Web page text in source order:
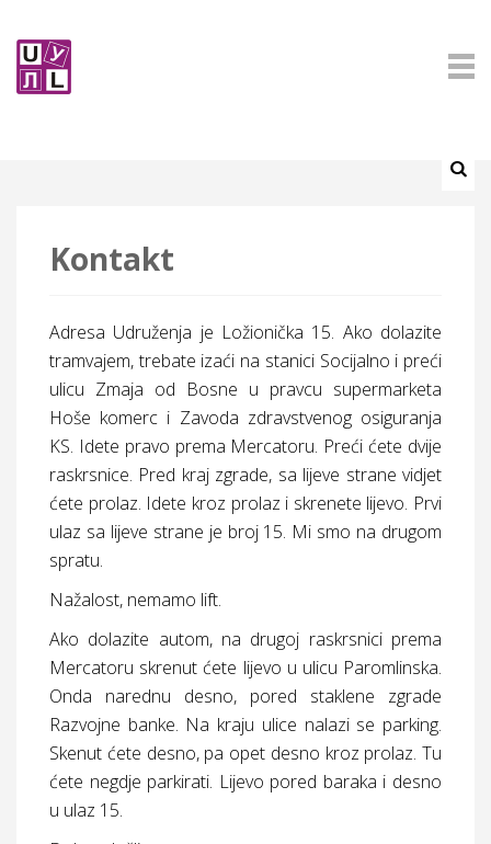
Kontakt
Adresa Udruženja je Ložionička 15. Ako dolazite
tramvajem, trebate izaći na stanici Socijalno i preći
ulicu Zmaja od Bosne u pravcu supermarketa
Hoše komerc i Zavoda zdravstvenog osiguranja
KS. Idete pravo prema Mercatoru. Preći ćete dvije
raskrsnice. Pred kraj zgrade, sa lijeve strane vidjet
ćete prolaz. Idete kroz prolaz i skrenete lijevo. Prvi
ulaz sa lijeve strane je broj 15. Mi smo na drugom
spratu.
Nažalost, nemamo lift.
Ako dolazite autom, na drugoj raskrsnici prema
Mercatoru skrenut ćete lijevo u ulicu Paromlinska.
Onda narednu desno, pored staklene zgrade
Razvojne banke. Na kraju ulice nalazi se parking.
Skenut ćete desno, pa opet desno kroz prolaz. Tu
ćete negdje parkirati. Lijevo pored baraka i desno
u ulaz 15.